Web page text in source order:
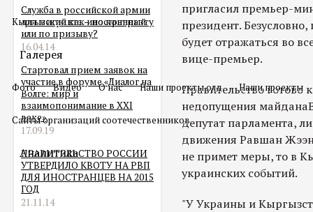
Кыргызский как иностранный
Галерея
Фото Видео О нас Наши проекты олд Наши проекты
Сайты организаций соотечественников
Аналитика
Служба в российской армии
для мигранта – по контракту
или по призыву?
16.04.14
Стартовал прием заявок на
участие в форуме «Диалог на
Волге: мир и
взаимопонимание в XXI
веке»
17.09.19
ПРАВИТЕЛЬСТВО РОССИИ
УТВЕРДИЛО КВОТУ НА РВП
ДЛЯ ИНОСТРАНЦЕВ НА 2015
ГОД
21.11.14
пригласил премьер-
президент.
будет отражаться во
вице-премьер.
Правительство готово
недопущения
депутат парламента,
движения Равшан
не примет меры, то в
украинских событий.
"У Украины и